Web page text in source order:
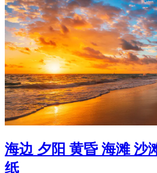
海边 夕阳 黄昏 海滩 沙
纸